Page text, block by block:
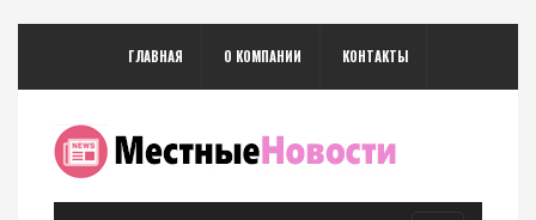
ГЛАВНАЯ О КОМПАНИИ КОНТАКТЫ